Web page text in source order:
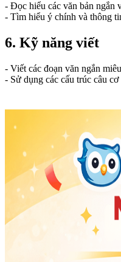
- Đọc hiểu các văn bản ngắn
- Tìm hiểu ý chính và thông
6. Kỹ năng viết
- Viết các đoạn văn ngắn
- Sử dụng các cấu trúc câu